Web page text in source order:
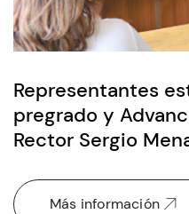
Representantes
pregrado y
Rector Sergio
Más información